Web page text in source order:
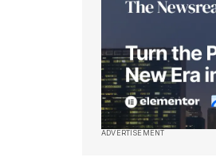
ADVERTISEMENT